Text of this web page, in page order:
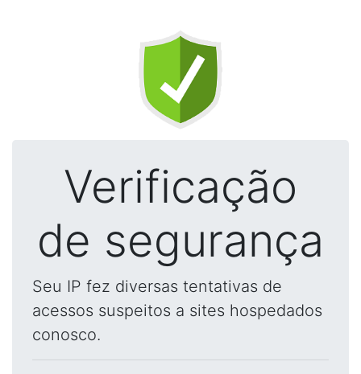
Verificação
de segurança
Seu IP fez diversas tentativas de
acessos suspeitos a sites hospedados
conosco.